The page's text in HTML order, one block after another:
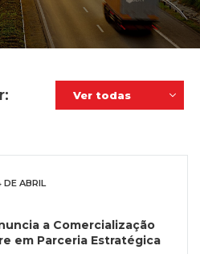
DE ABRIL
a Comercialização
em Parceria Estratégica